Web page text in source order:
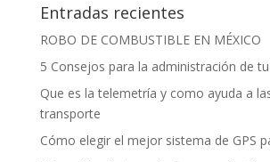
Entradas recientes
ROBO DE COMBUSTIBLE EN MÉXICO
5 Consejos para la administración de
Que es la telemetría y como ayuda a
transporte
Cómo elegir el mejor sistema de GPS